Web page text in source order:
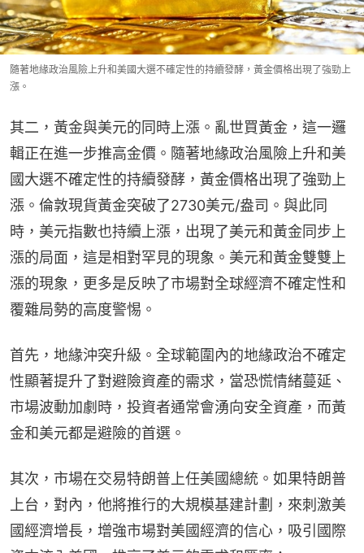
隨著地緣政治風險上升和美國大選不確定性的持續發酵，黃金價格出現了強勁上
漲。
其二，黃金與美元的同時上漲。亂世買黃金，這一邏
輯正在進一步推高金價。隨著地緣政治風險上升和美
國大選不確定性的持續發酵，黃金價格出現了強勁上
漲。倫敦現貨黃金突破了2730美元/盎司。與此同
時，美元指數也持續上漲，出現了美元和黃金同步上
漲的局面，這是相對罕見的現象。美元和黃金雙雙上
漲的現象，更多是反映了市場對全球經濟不確定性和
覆雜局勢的高度警惕。
首先，地緣沖突升級。全球範圍內的地緣政治不確定
性顯著提升了對避險資產的需求，當恐慌情緒蔓延、
市場波動加劇時，投資者通常會湧向安全資產，而黃
金和美元都是避險的首選。
其次，市場在交易特朗普上任美國總統。如果特朗普
上台，對內，他將推行的大規模基建計劃，來刺激美
國經濟增長，增強市場對美國經濟的信心，吸引國際